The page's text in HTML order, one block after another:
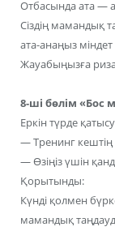
Отбасында ата —
Сіздің мамандық
ата-анаңыз міндет
Жауабыңызға
8-ші бөлім «Бос
Еркін түрде
— Тренинг
— Өзіңіз үшін
Қорытынды:
Күнді қолмен
мамандық